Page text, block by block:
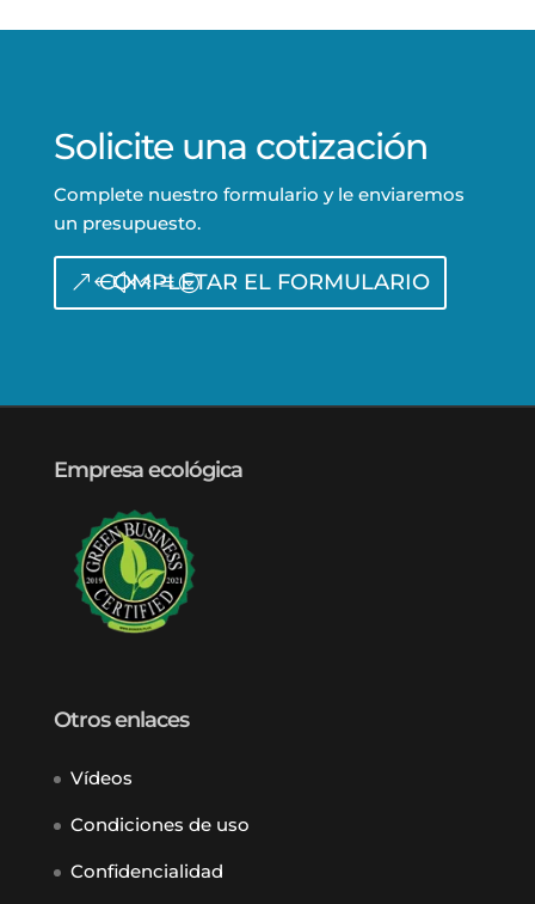
Solicite una cotización
Complete nuestro formulario y le enviaremos
un presupuesto.
COMPLETAR EL FORMULARIO
Empresa ecológica
Otros enlaces
Vídeos
Condiciones de uso
Confidencialidad